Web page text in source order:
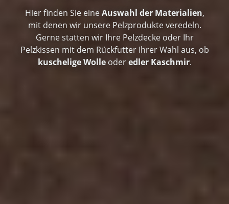
Hier finden Sie eineAuswahl der Materialien,
mit denen wir unsere Pelzprodukte veredeln.
Gerne statten wir Ihre Pelzdecke oder Ihr
Pelzkissen mit dem Rückfutter Ihrer Wahl aus, ob
kuschelige Wolleoderedler Kaschmir.